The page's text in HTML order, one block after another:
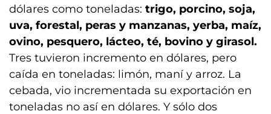
dólares como toneladas: trigo, porcino, soja,
uva, forestal, peras y manzanas, yerba, maíz,
ovino, pesquero, lácteo, té, bovino y girasol.
Tres tuvieron incremento en dólares, pero
caída en toneladas: limón, maní y arroz. La
cebada, vio incrementada su exportación en
toneladas no así en dólares. Y sólo dos